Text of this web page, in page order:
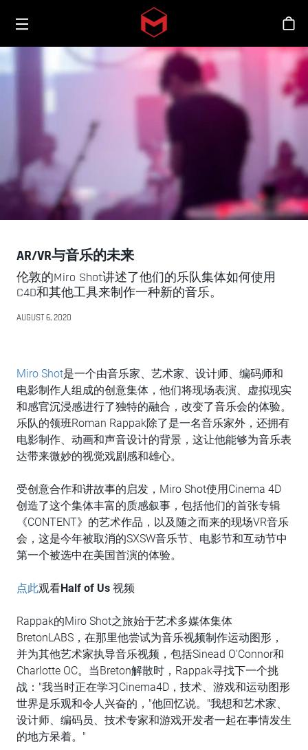
Skip to main content
商
AR/VR与音乐的未来
伦敦的Miro Shot讲述了他们的乐队集体如何使用
C4D和其他工具来制作一种新的音乐。
AUGUST 6, 2020
Miro Shot是一个由音乐家、艺术家、设计师、编码师和
电影制作人组成的创意集体，他们将现场表演、虚拟现实
和感官沉浸感进行了独特的融合，改变了音乐会的体验。
乐队的领班Roman Rappak除了是一名音乐家外，还拥有
电影制作、动画和声音设计的背景，这让他能够为音乐表
达带来微妙的视觉戏剧感和雄心。
受创意合作和讲故事的启发，Miro Shot使用Cinema 4D
创造了这个集体丰富的质感叙事，包括他们的首张专辑
《CONTENT》的艺术作品，以及随之而来的现场VR音乐
会，这是今年被取消的SXSW音乐节、电影节和互动节中
第一个被选中在美国首演的体验。
点此观看Half of Us 视频
Rappak的Miro Shot之旅始于艺术多媒体集体
BretonLABS，在那里他尝试为音乐视频制作运动图形，
并为其他艺术家执导音乐视频，包括Sinead O'Connor和
Charlotte OC。当Breton解散时，Rappak寻找下一个挑
战："我当时正在学习Cinema4D，技术、游戏和运动图形
世界是乐观和令人兴奋的，"他回忆说。"我想和艺术家、
设计师、编码员、技术专家和游戏开发者一起在事情发生
的地方呆着。"